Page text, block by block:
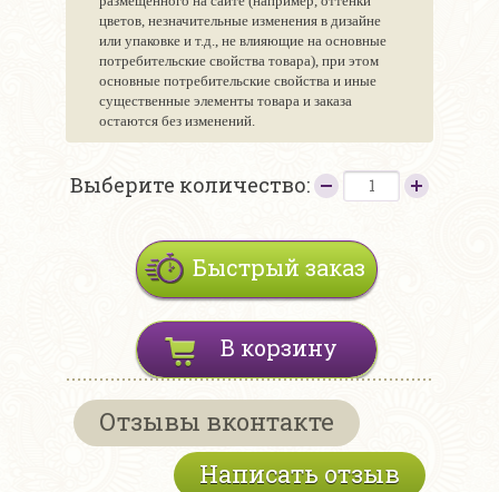
цветов, незначительные изменения в дизайне
или упаковке и т.д., не влияющие на основные
потребительские свойства товара), при этом
основные потребительские свойства и иные
существенные элементы товара и заказа
остаются без изменений.
Выберите количество:
Быстрый заказ
В корзину
Отзывы вконтакте
Написать отзыв